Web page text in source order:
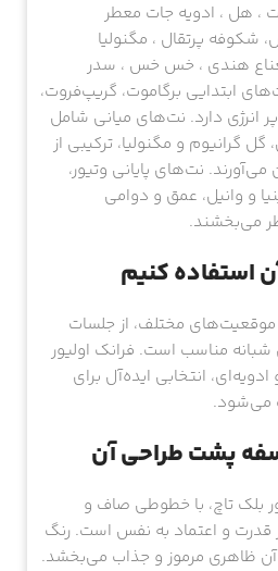
، هل ، ادویه جات معطر
شکوفه پرتقال ، مگنولیا
هندی ، خس خس ، سدر
ابتدایی برگاموت، گریپ‌فروت،
انرژی دارد. نت‌های میانی شامل
گل گرانیوم و مگنولیا، ترکیبی از
نت‌های پایانی وتیور،
و وانیل، عمق و دوامی
می‌بخشند.
استفاده کنیم
موقعیت‌های مختلف، از جلسات
شبانه مناسب است. فرانک اولیور
انتخابی ایده‌آل برای
می‌شود.
پشت طراحی آن
بلک تاچ، با خطوطی صاف و
قدرت و اعتماد به نفس است. رنگ
ظاهری مرموز و جذاب می‌بخشد.